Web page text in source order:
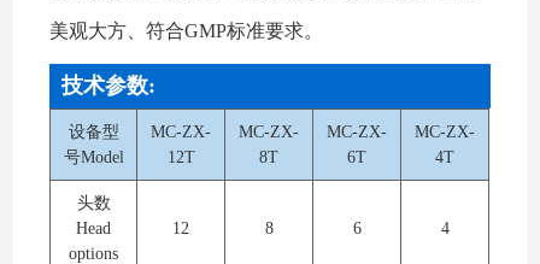
美观大方、符合GMP标准要求。
技术参数:
设备型
号Model
MC-ZX-
12T
MC-ZX-
8T
MC-ZX-
6T
MC-ZX-
4T
头数
Head
options
12 8 6 4